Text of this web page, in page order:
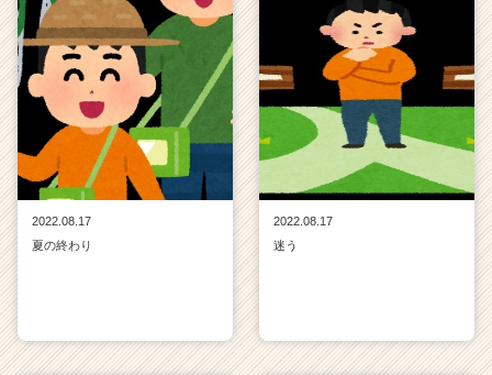
2022.08.17
夏の終わり
2022.08.17
迷う